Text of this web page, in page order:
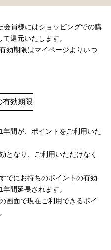
会員様にはショッピングでの購
還元いたします。
効期限はマイページよりいつ
有効期限
間が、ポイントをご利用いた
となり、ご利用いただけなく
でにお持ちのポイントの有効
間延長されます。
画面で現在ご利用できるポイ